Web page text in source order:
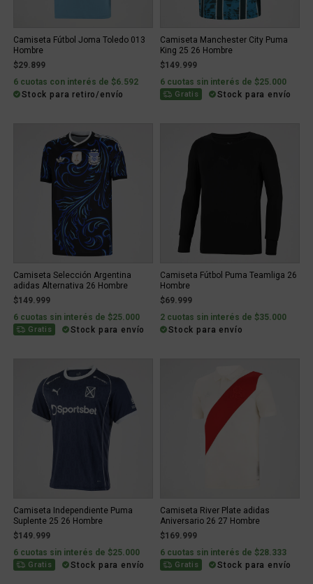
Camiseta Fútbol Joma Toledo 013
Hombre
$29.899
6 cuotas con interés de $6.592
Stock para retiro/envío
Camiseta Manchester City Puma
King 25 26 Hombre
$149.999
6 cuotas sin interés de $25.000
Gratis Stock para envío
Camiseta Selección Argentina
adidas Alternativa 26 Hombre
$149.999
6 cuotas sin interés de $25.000
Gratis Stock para envío
Camiseta Fútbol Puma Teamliga 26
Hombre
$69.999
2 cuotas sin interés de $35.000
Stock para envío
Camiseta Independiente Puma
Suplente 25 26 Hombre
$149.999
6 cuotas sin interés de $25.000
Gratis Stock para envío
Camiseta River Plate adidas
Aniversario 26 27 Hombre
$169.999
6 cuotas sin interés de $28.333
Gratis Stock para envío